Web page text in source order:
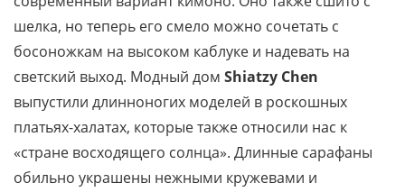
шелка, но теперь его смело можно сочетать с
босоножкам на высоком каблуке и надевать на
светский выход. Модный дом Shiatzy Chen
выпустили длинноногих моделей в роскошных
платьях-халатах, которые также относили нас к
«стране восходящего солнца». Длинные сарафаны
обильно украшены нежными кружевами и